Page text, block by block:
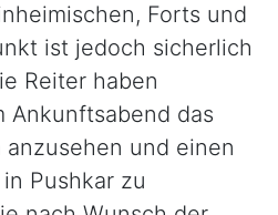
Forts und
ist jedoch sicherlich
Reiter haben
Ankunftsabend das
und einen
Pushkar zu